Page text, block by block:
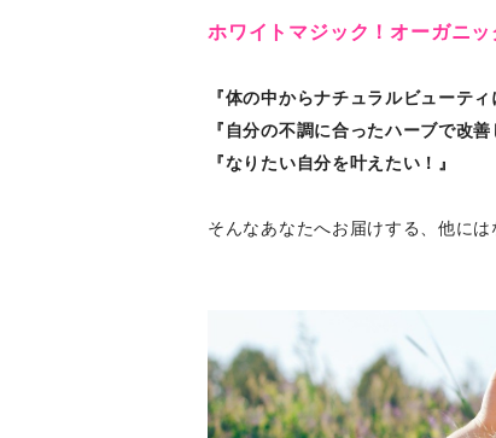
ホワイトマジック！オーガニッ
『体の中からナチュラルビューティ
『自分の不調に合ったハーブで改善
『なりたい自分を叶えたい！』
そんなあなたへお届けする、他に